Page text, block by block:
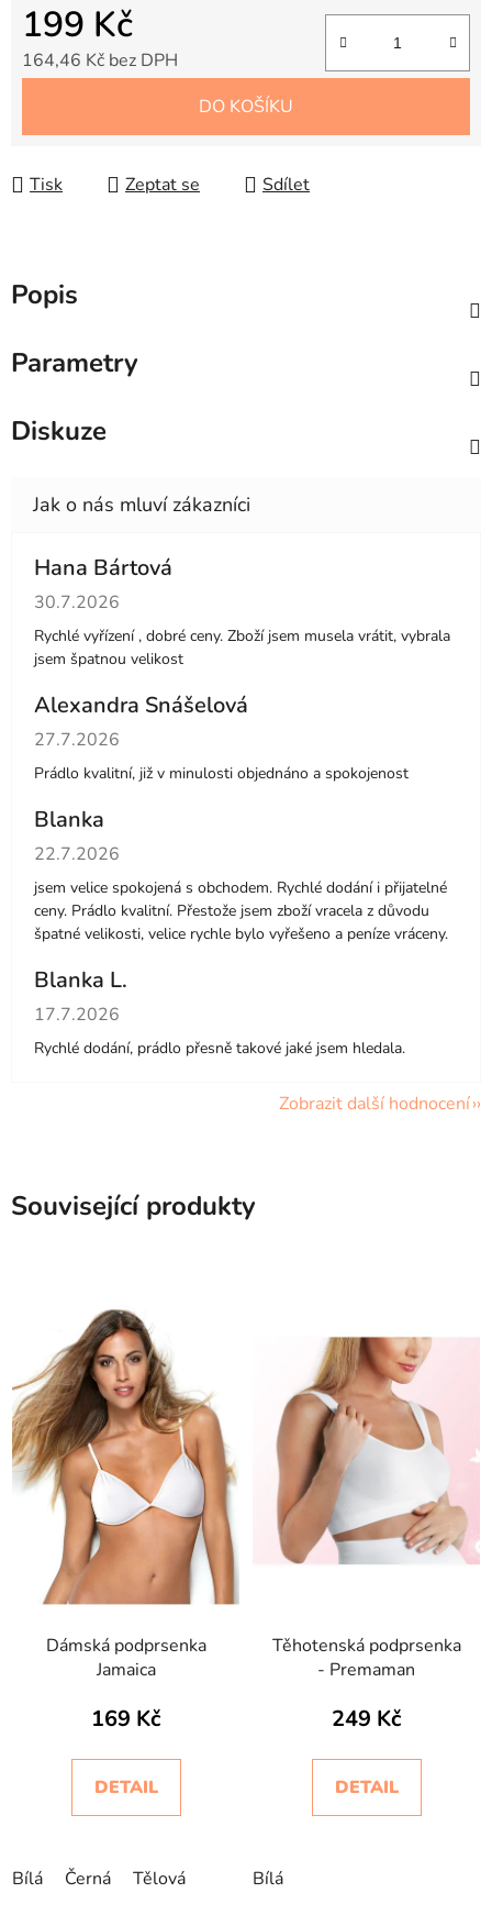
199 Kč
164,46 Kč bez DPH
DO KOŠÍKU
Tisk Zeptat se Sdílet
Popis
Parametry
Diskuze
Hana Bártová
Hodnocení obchodu je 4 z 5 hvězdiček.
30.7.2026
Rychlé vyřízení , dobré ceny. Zboží jsem musela vrátit, vybrala
jsem špatnou velikost
Alexandra Snášelová
Hodnocení obchodu je 5 z 5 hvězdiček.
27.7.2026
Prádlo kvalitní, již v minulosti objednáno a spokojenost
Blanka
Hodnocení obchodu je 5 z 5 hvězdiček.
22.7.2026
jsem velice spokojená s obchodem. Rychlé dodání i přijatelné
ceny. Prádlo kvalitní. Přestože jsem zboží vracela z důvodu
špatné velikosti, velice rychle bylo vyřešeno a peníze vráceny.
Blanka L.
Hodnocení obchodu je 5 z 5 hvězdiček.
17.7.2026
Rychlé dodání, prádlo přesně takové jaké jsem hledala.
Zobrazit další hodnocení
Související produkty
Dámská podprsenka
Jamaica
169 Kč
DETAIL
Bílá Černá Tělová
Těhotenská podprsenka
- Premaman
249 Kč
DETAIL
Bílá